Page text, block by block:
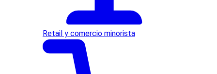
Retail y comercio minorista